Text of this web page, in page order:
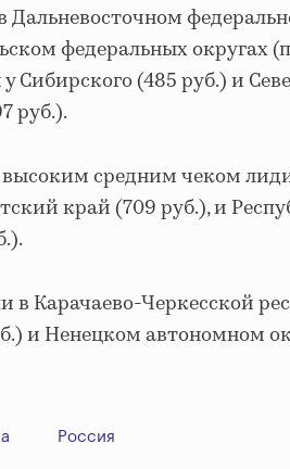
федеральных округах
Сибирского (485 руб.) и
руб.).
средним чеком
край (709 руб.), и
в Карачаево-Черкесской
и Ненецком автономном
Россия